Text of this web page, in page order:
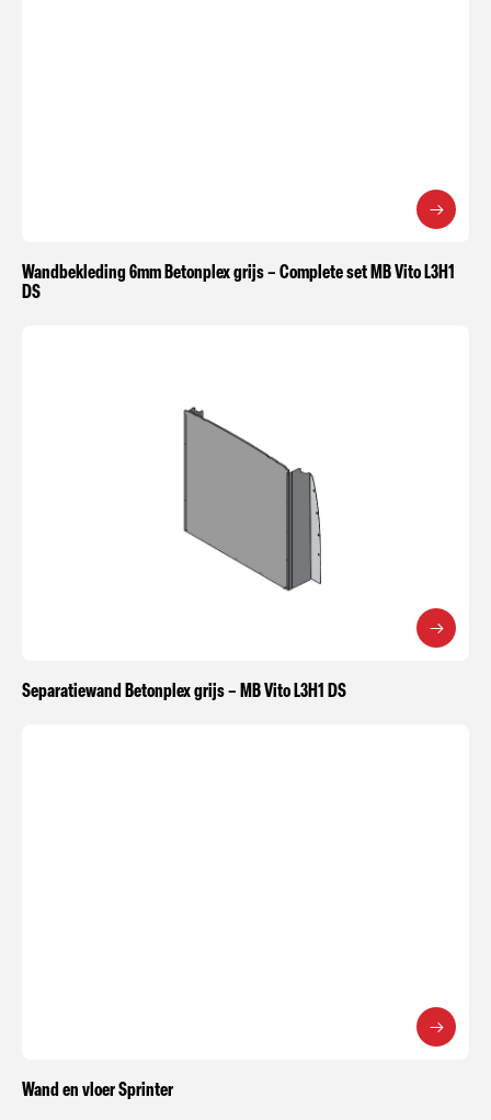
Wandbekleding 6mm Betonplex grijs – Complete set MB Vito L3H1
DS
Separatiewand Betonplex grijs – MB Vito L3H1 DS
Wand en vloer Sprinter